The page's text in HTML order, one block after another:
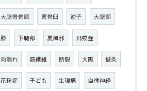
大腿骨骨頭 寛骨臼 逆子 大腿部
膝 下腿部 夏風邪 飛蚊症
肉離れ 筋繊維 断裂 大阪 鍼灸
花粉症 子ども 生理痛 自律神経